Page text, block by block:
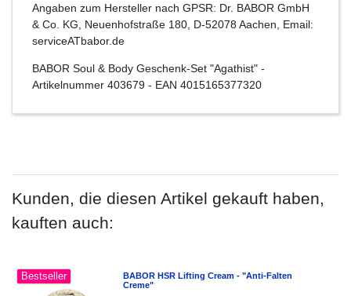
Angaben zum Hersteller nach GPSR: Dr. BABOR GmbH
& Co. KG, Neuenhofstraße 180, D-52078 Aachen, Email:
serviceATbabor.de
BABOR Soul & Body Geschenk-Set "Agathist" -
Artikelnummer 403679 - EAN 4015165377320
Kunden, die diesen Artikel gekauft haben,
kauften auch:
Bestseller
BABOR HSR Lifting Cream - "Anti-Falten
Creme"